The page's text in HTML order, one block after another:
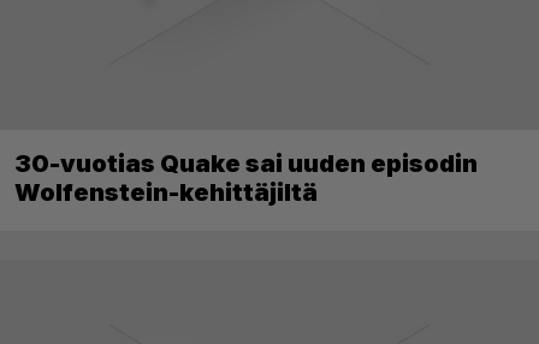
30-vuotias Quake sai uuden episodin
Wolfenstein-kehittäjiltä